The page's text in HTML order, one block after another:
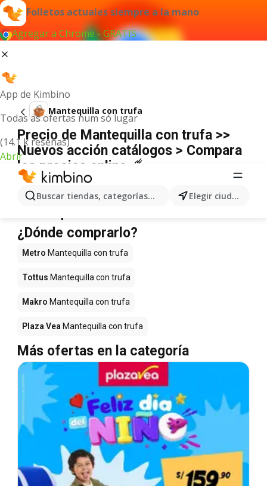
Folletos actuales siempre a la mano
Agregar a Chrome - GRATIS
App de Kimbino
Todas as ofertas num só lugar
(14.1 k reseñas)
Abrir
Buscar tiendas, categorías, productos... Elegir ciudad
Mantequilla con trufa
Precio de Mantequilla con trufa >>
Nuevos acción catálogos > Compara
los precios online ☄️
No hemos encontrado resultados para este
término.
¿Dónde comprarlo?
Metro Mantequilla con trufa
Tottus Mantequilla con trufa
Makro Mantequilla con trufa
Plaza Vea Mantequilla con trufa
Más ofertas en la categoría